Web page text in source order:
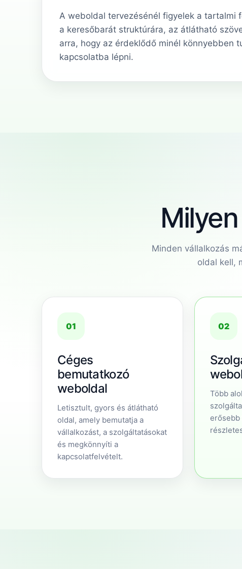
A weboldal tervezésénél figyelek a tartalmi
a keresőbarát struktúrára, az átlátható
arra, hogy az érdeklődő minél könnyebben
kapcsolatba lépni.
Minden vállalkozás
oldal kell,
01
Céges
bemutatkozó
weboldal
Letisztult, gyors és átlátható
oldal, amely bemutatja a
vállalkozást, a szolgáltatásokat
és megkönnyíti a
kapcsolatfelvételt.
02
Több
erősebb